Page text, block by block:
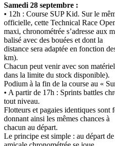
Samedi 28 septembre :
• 12h : Course SUP Kid. Sur le
officielle, cette Technical Race
maxi, chronométrée s’adresse aux
balisé avec des bouées et dont la
distance sera adaptée en fonction
km).
Chacun peut venir avec son
dans la limite du stock disponible).
Podium à la fin de la course au «
• A partir de 17h : Sprints battles
tout niveau.
Flotteurs et pagaies identiques sont
donnant ainsi les mêmes chances à
chacun au départ.
Le principe est simple : au départ